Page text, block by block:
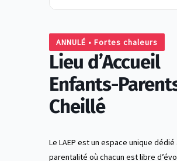
ANNULÉ • Fortes chaleurs
Lieu d’Accueil
Enfants-
Cheillé
Le LAEP est un espace unique dédié
parentalité où chacun est libre